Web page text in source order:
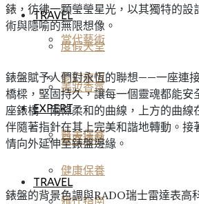
當代藝術
美妝香氛
醫美保養
TRAVEL
TRAVEL
度假天堂
夢幻旅宿
EXPERT
星座運勢
健康保養
錶，彷彿一顆瑩瑩星光，以其獨特的設
術與隱喻的無限想像。
錶盤賦予人們對永恆的聯想——一座連
橋樑，堅固持久，讓每一個靈魂都能安
座錶橋、兩條柔和的曲線，上方的曲線
伴隨著指針在其上完美和諧地轉動。接
情向外延伸至錶盤邊緣。
錶盤的背景色調與RADO瑞士雷達表高